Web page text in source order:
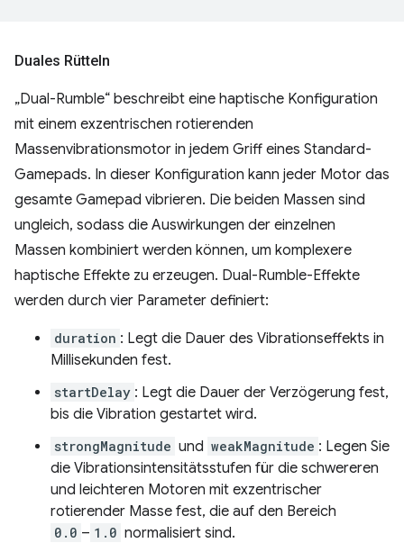
Duales Rütteln
„Dual-Rumble“ beschreibt eine haptische Konfiguration
mit einem exzentrischen rotierenden
Massenvibrationsmotor in jedem Griff eines Standard-
Gamepads. In dieser Konfiguration kann jeder Motor das
gesamte Gamepad vibrieren. Die beiden Massen sind
ungleich, sodass die Auswirkungen der einzelnen
Massen kombiniert werden können, um komplexere
haptische Effekte zu erzeugen. Dual-Rumble-Effekte
werden durch vier Parameter definiert:
duration : Legt die Dauer des Vibrationseffekts in
Millisekunden fest.
startDelay : Legt die Dauer der Verzögerung fest,
bis die Vibration gestartet wird.
strongMagnitude und weakMagnitude : Legen Sie
die Vibrationsintensitätsstufen für die schwereren
und leichteren Motoren mit exzentrischer
rotierender Masse fest, die auf den Bereich
0.0 – 1.0 normalisiert sind.